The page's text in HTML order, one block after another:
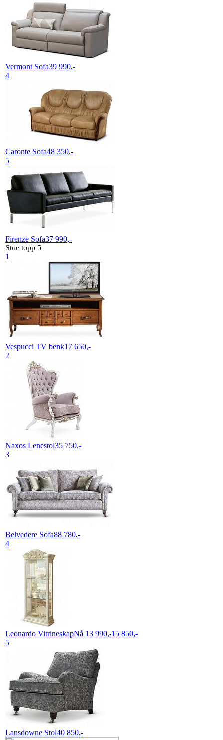
Vermont Sofa39 990,-
4
Caronte Sofa48 350,-
5
Firenze Sofa37 990,-
Stue topp 5
1
Vespucci TV benk17 650,-
2
Naxos Lenestol35 750,-
3
Belvedere Sofa88 780,-
4
Leonardo VitrineskapNå 13 990,-15 850,-
5
Lansdowne Stol40 850,-